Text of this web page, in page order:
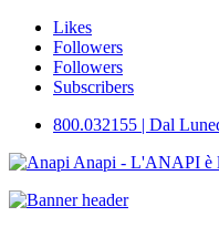
Likes
Followers
Followers
Subscribers
800.032155 | Dal
Anapi - L'ANAPI è